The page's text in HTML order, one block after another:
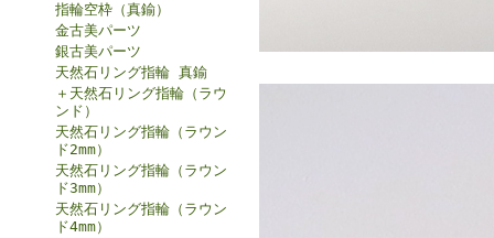
指輪空枠（真鍮）
金古美パーツ
銀古美パーツ
天然石リング指輪 真鍮
＋天然石リング指輪（ラウ
ンド）
天然石リング指輪（ラウン
ド2mm）
天然石リング指輪（ラウン
ド3mm）
天然石リング指輪（ラウン
ド4mm）